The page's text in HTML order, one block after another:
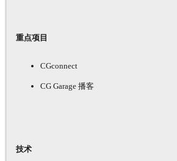
重点项目
CGconnect
CG Garage 播客
技术